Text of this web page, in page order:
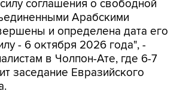
соглашения о свободной
Арабскими
и определена дата его
- 6 октября 2026 года", -
в Чолпон-Ате, где 6-7
заседание Евразийского